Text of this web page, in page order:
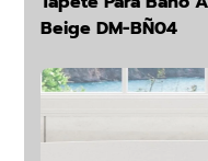
Beige DM-BÑ04